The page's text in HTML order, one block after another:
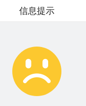
信息提示
